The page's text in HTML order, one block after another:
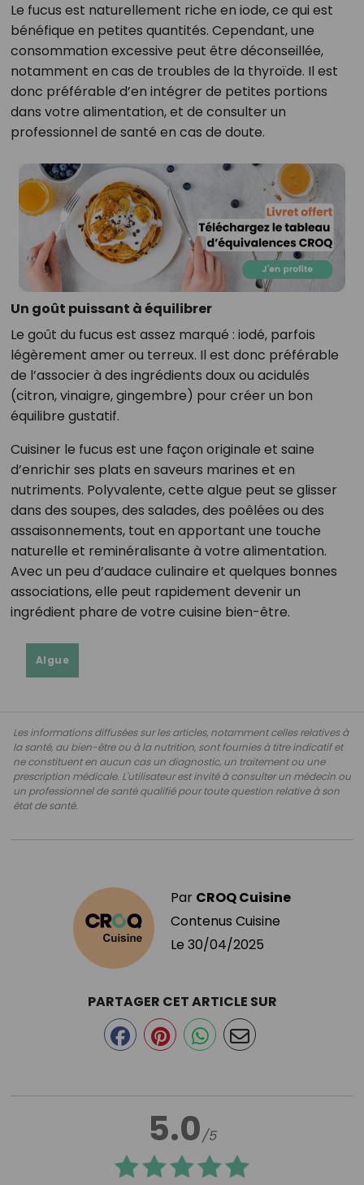
Le fucus est naturellement riche en iode, ce qui est
bénéfique en petites quantités. Cependant, une
consommation excessive peut être déconseillée,
notamment en cas de troubles de la thyroïde. Il est
donc préférable d’en intégrer de petites portions
dans votre alimentation, et de consulter un
professionnel de santé en cas de doute.
Un goût puissant à équilibrer
Le goût du fucus est assez marqué : iodé, parfois
légèrement amer ou terreux. Il est donc préférable
de l’associer à des ingrédients doux ou acidulés
(citron, vinaigre, gingembre) pour créer un bon
équilibre gustatif.
Cuisiner le fucus est une façon originale et saine
d’enrichir ses plats en saveurs marines et en
nutriments. Polyvalente, cette algue peut se glisser
dans des soupes, des salades, des poêlées ou des
assaisonnements, tout en apportant une touche
naturelle et reminéralisante à votre alimentation.
Avec un peu d’audace culinaire et quelques bonnes
associations, elle peut rapidement devenir un
ingrédient phare de votre cuisine bien-être.
Algue
Les informations diffusées sur les articles, notamment celles relatives à
la santé, au bien-être ou à la nutrition, sont fournies à titre indicatif et
ne constituent en aucun cas un diagnostic, un traitement ou une
prescription médicale. L'utilisateur est invité à consulter un médecin ou
un professionnel de santé qualifié pour toute question relative à son
état de santé.
Par CROQ Cuisine
Contenus Cuisine
Le 30/04/2025
5.0/5
PARTAGER CET ARTICLE SUR